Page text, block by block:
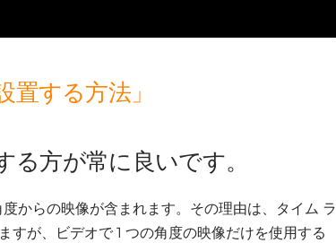
置する方法」
方が常に良いです。
からの映像が含まれます。その理由は、タイム ラ
すが、ビデオで 1 つの角度の映像だけを使用する